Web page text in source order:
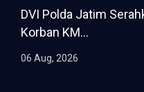
DVI Polda Jatim
Korban KM...
06 Aug, 2026